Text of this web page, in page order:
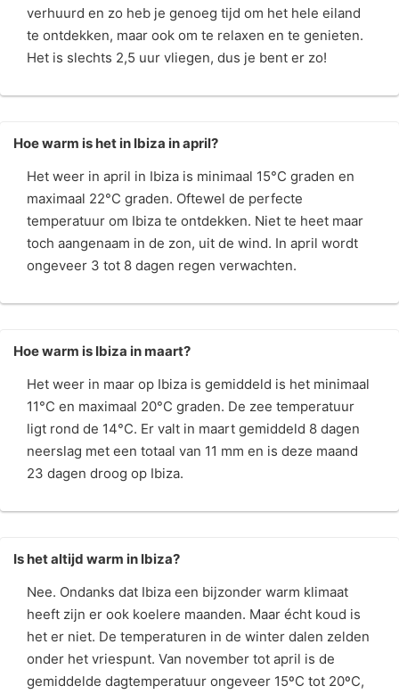
verhuurd en zo heb je genoeg tijd om het hele eiland
te ontdekken, maar ook om te relaxen en te genieten.
Het is slechts 2,5 uur vliegen, dus je bent er zo!
Hoe warm is het in Ibiza in april?
Het weer in april in Ibiza is minimaal 15°C graden en
maximaal 22°C graden. Oftewel de perfecte
temperatuur om Ibiza te ontdekken. Niet te heet maar
toch aangenaam in de zon, uit de wind. In april wordt
ongeveer 3 tot 8 dagen regen verwachten.
Hoe warm is Ibiza in maart?
Het weer in maar op Ibiza is gemiddeld is het minimaal
11°C en maximaal 20°C graden. De zee temperatuur
ligt rond de 14°C. Er valt in maart gemiddeld 8 dagen
neerslag met een totaal van 11 mm en is deze maand
23 dagen droog op Ibiza.
Is het altijd warm in Ibiza?
Nee. Ondanks dat Ibiza een bijzonder warm klimaat
heeft zijn er ook koelere maanden. Maar écht koud is
het er niet. De temperaturen in de winter dalen zelden
onder het vriespunt. Van november tot april is de
gemiddelde dagtemperatuur ongeveer 15ºC tot 20ºC,